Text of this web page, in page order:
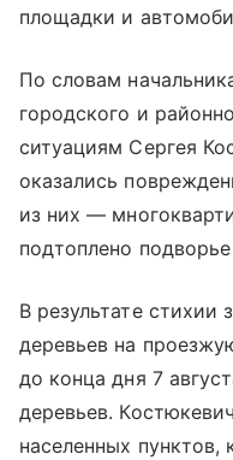
площадки и
По словам
городского и
ситуациям Сергея
оказались
из них —
подтоплено
В результате стихии
деревьев на
до конца дня 7
деревьев.
населенных пунктов,